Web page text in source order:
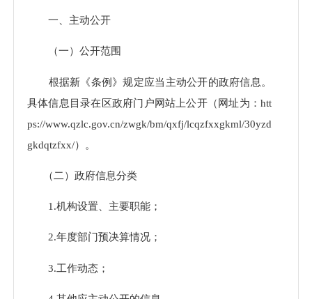
一、主动公开
（一）公开范围
根据新《条例》规定应当主动公开的政府信息。
具体信息目录在区政府门户网站上公开（网址为：htt
ps://www.qzlc.gov.cn/zwgk/bm/qxfj/lcqzfxxgkml/30yzd
gkdqtzfxx/）。
（二）政府信息分类
1.机构设置、主要职能；
2.年度部门预决算情况；
3.工作动态；